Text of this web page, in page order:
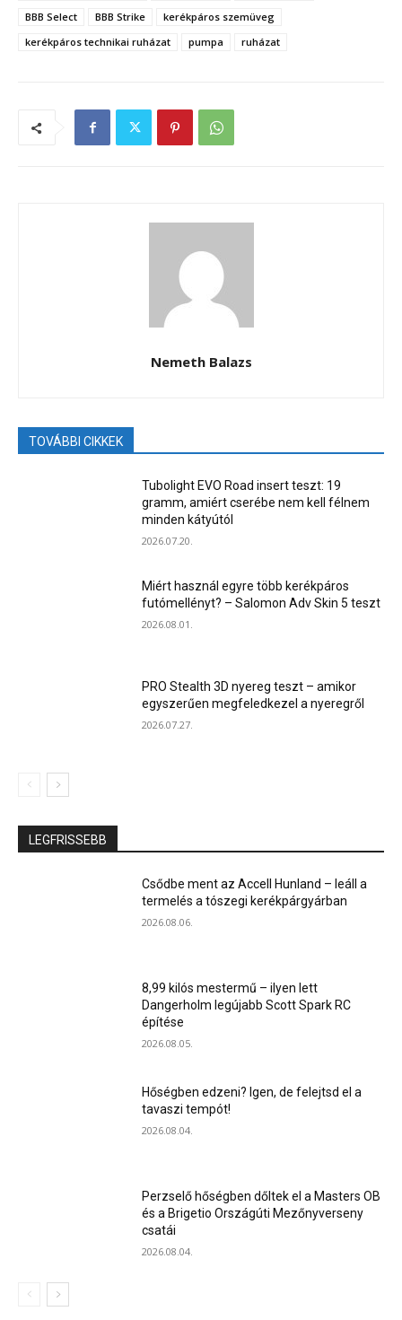
BBB Select
BBB Strike
kerékpáros szemüveg
kerékpáros technikai ruházat
pumpa ruházat
Nemeth Balazs
TOVÁBBI CIKKEK
Tubolight EVO Road insert teszt: 19
gramm, amiért cserébe nem kell félnem
minden kátyútól
2026.07.20.
Miért használ egyre több kerékpáros
futómellényt? – Salomon Adv Skin 5 teszt
2026.08.01.
PRO Stealth 3D nyereg teszt – amikor
egyszerűen megfeledkezel a nyeregről
2026.07.27.
LEGFRISSEBB
Csődbe ment az Accell Hunland – leáll a
termelés a tószegi kerékpárgyárban
2026.08.06.
8,99 kilós mestermű – ilyen lett
Dangerholm legújabb Scott Spark RC
építése
2026.08.05.
Hőségben edzeni? Igen, de felejtsd el a
tavaszi tempót!
2026.08.04.
Perzselő hőségben dőltek el a Masters OB
és a Brigetio Országúti Mezőnyverseny
csatái
2026.08.04.